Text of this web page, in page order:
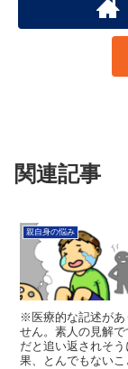
関連記事
親自身の悩み
※医療的な記述があ
せん。素人の見解
だと追い返されそ
果、とんでもない